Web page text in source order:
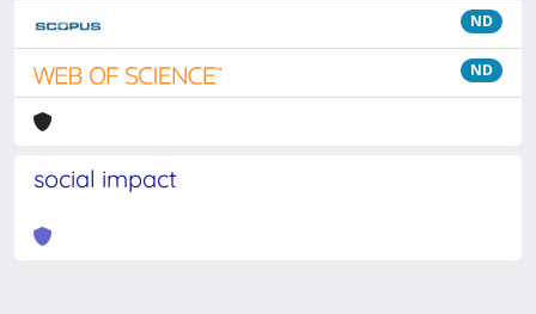
ND
ND
social impact